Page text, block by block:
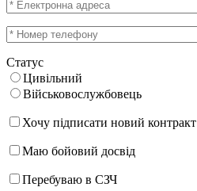
Статус
Цивільний
Військовослужбовець
Хочу підписати новий контракт
Маю бойовий досвід
Перебуваю в СЗЧ